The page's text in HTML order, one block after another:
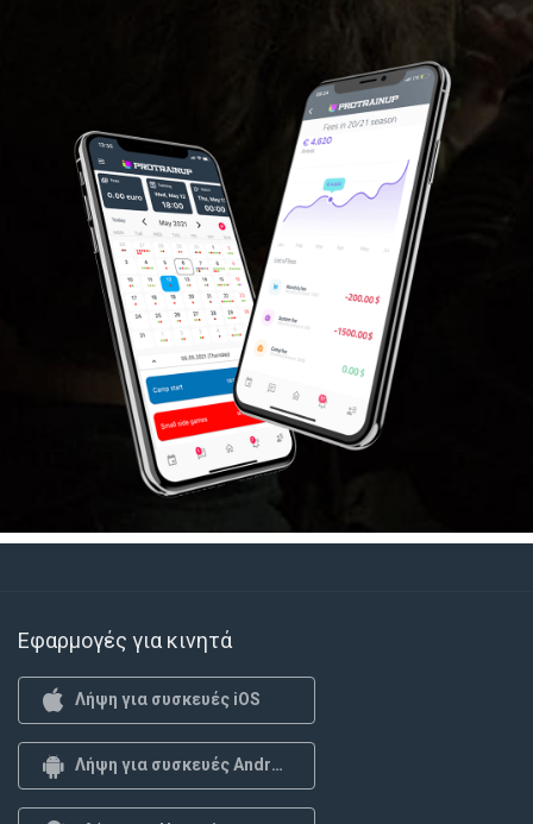
Εφαρμογές για κινητά
Λήψη για συσκευές iOS
Λήψη για συσκευές Android